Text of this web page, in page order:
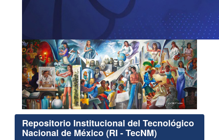
Repositorio Institucional del Tecnológico
Nacional de México (RI - TecNM)